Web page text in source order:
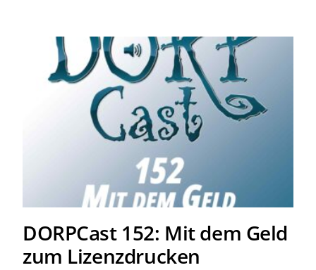
DORPCast 152: Mit dem Geld
zum Lizenzdrucken
DORPCast 152: Mit dem Geld
zum Lizenzdrucken